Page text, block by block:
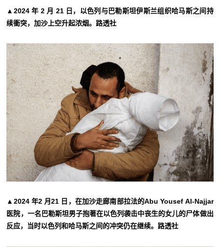
▲2024 年 2 月 21 日，以色列与巴勒斯坦伊斯兰组织哈马斯之间持
续衝突，加沙上空升起浓烟。路透社
▲2024 年2 月21 日，在加沙走廊南部拉法的Abu Yousef Al-Najjar
医院，一名巴勒斯坦男子抱著在以色列袭击中丧生的女儿的尸体做出
反应，当时以色列和哈马斯之间的冲突仍在继续。路透社